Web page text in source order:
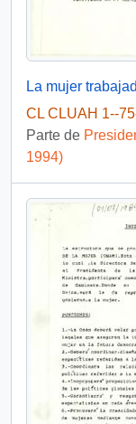
CL CLUAH 1--
Parte de
1994)